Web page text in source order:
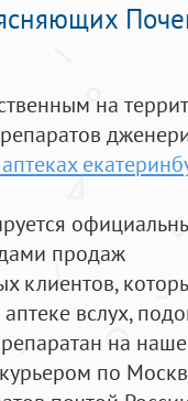
на
продаж
клиентов,
вслух,
на
по